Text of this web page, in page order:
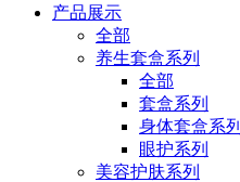
产品展示
全部
养生套盒系列
全部
套盒系列
身体套盒系列
眼护系列
美容护肤系列